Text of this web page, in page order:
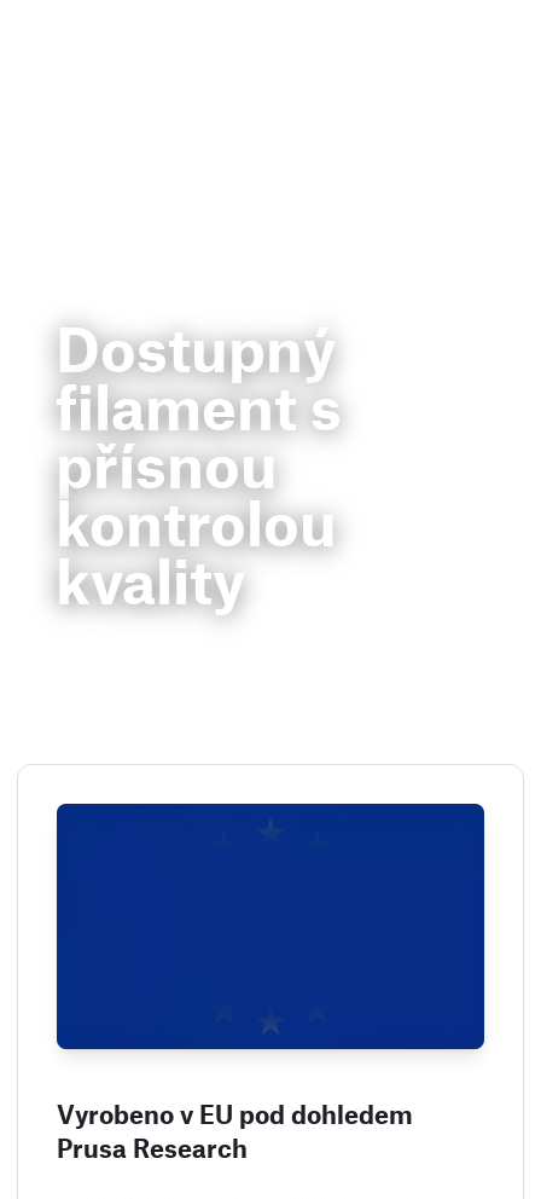
Dostupný
filament s
přísnou
kontrolou
kvality
Vyrobeno v EU pod dohledem
Prusa Research